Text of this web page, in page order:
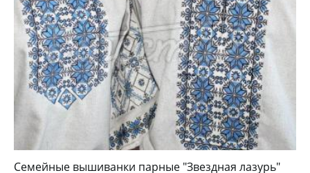
Семейные вышиванки парные "Звездная лазурь"